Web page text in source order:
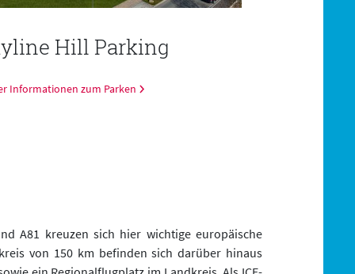
Hill Parking
Informationen zum Parken
A81 kreuzen sich hier wichtige europäische
von 150 km befinden sich darüber hinaus